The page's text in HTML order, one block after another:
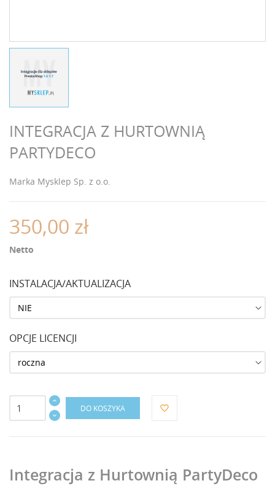
INTEGRACJA Z HURTOWNIĄ
PARTYDECO
Marka Mysklep Sp. z o.o.
350,00 zł
Netto
INSTALACJA/AKTUALIZACJA
OPCJE LICENCJI
DO KOSZYKA favorite_border
Integracja z Hurtownią PartyDeco